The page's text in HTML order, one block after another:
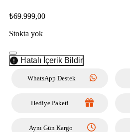
₺69.999,00
Stokta yok
Hatalı İçerik Bildir
WhatsApp Destek
Hediye Paketi
Aynı Gün Kargo